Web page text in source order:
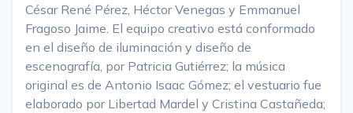
César René Pérez, Héctor Venegas y Emmanuel
Fragoso Jaime. El equipo creativo está conformado
en el diseño de iluminación y diseño de
escenografía, por Patricia Gutiérrez; la música
original es de Antonio Isaac Gómez; el vestuario fue
elaborado por Libertad Mardel y Cristina Castañeda;